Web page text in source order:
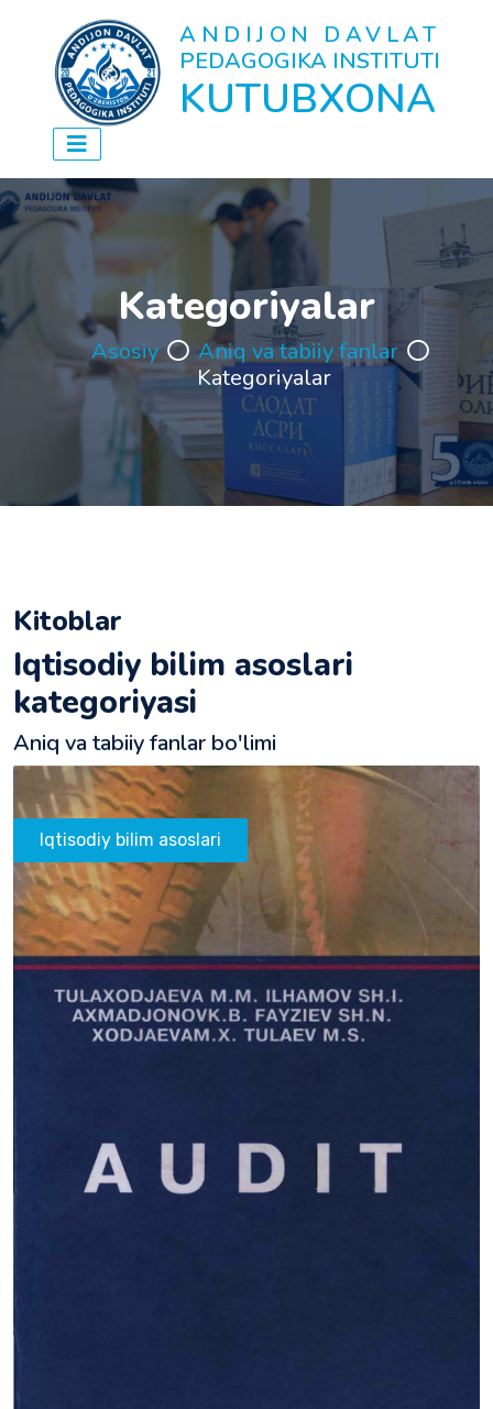
ANDIJON DAVLAT
PEDAGOGIKA INSTITUTI
KUTUBXONA
Kategoriyalar
Asosiy
Aniq va tabiiy fanlar
Kategoriyalar
Kitoblar
Iqtisodiy bilim asoslari
kategoriyasi
Aniq va tabiiy fanlar bo'limi
Iqtisodiy bilim asoslari